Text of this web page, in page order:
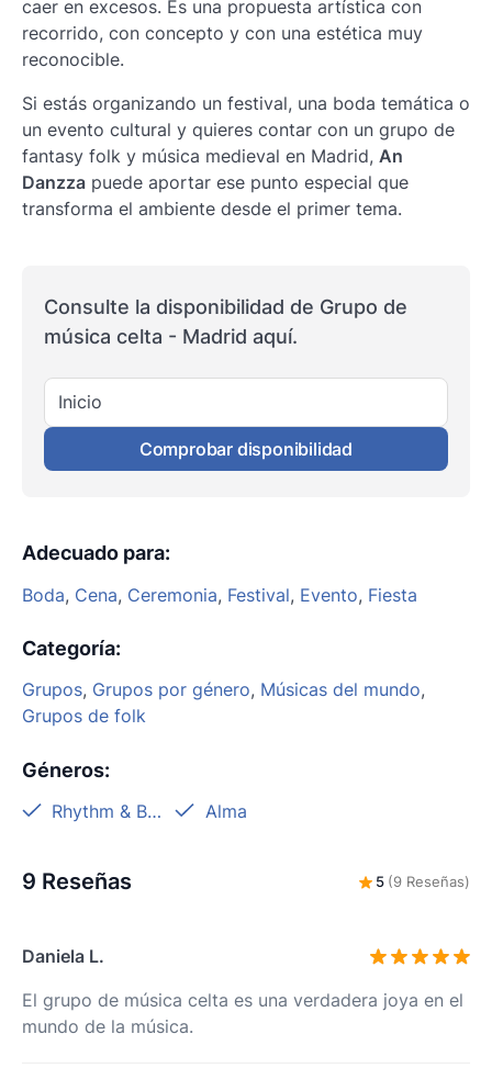
caer en excesos. Es una propuesta artística con
recorrido, con concepto y con una estética muy
reconocible.
Si estás organizando un festival, una boda temática o
un evento cultural y quieres contar con un grupo de
fantasy folk y música medieval en Madrid, An
Danzza puede aportar ese punto especial que
transforma el ambiente desde el primer tema.
Consulte la disponibilidad de Grupo de
música celta - Madrid aquí.
Inicio
Comprobar disponibilidad
Adecuado para:
Boda, Cena, Ceremonia, Festival, Evento, Fiesta
Categoría:
Grupos, Grupos por género, Músicas del mundo,
Grupos de folk
Géneros:
Rhythm & Blues Alma
9 Reseñas 5 (9 Reseñas)
Daniela L.
El grupo de música celta es una verdadera joya en el
mundo de la música.